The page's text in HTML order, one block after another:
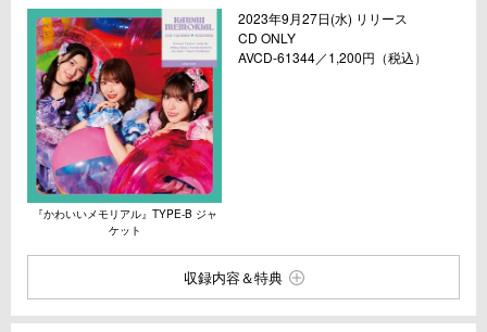
『かわいいメモリアル』TYPE-B ジャ
ケット
2023年9月27日(水) リリース
CD ONLY
AVCD-61344／1,200円（税込）
収録内容＆特典